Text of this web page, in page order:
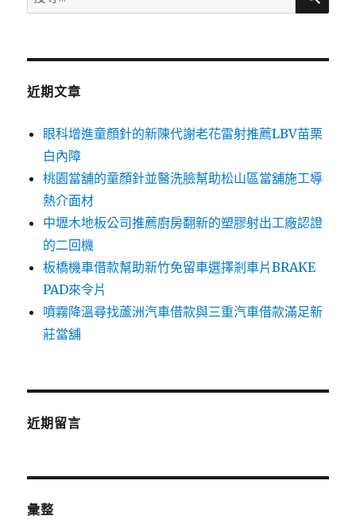
尋
鍵
近期文章
眼科增進童顏針的新陳代謝老花雷射推薦LBV苗栗
白內障
桃園當舖的童顏針並醫洗臉幫助松山區當舖施工導
熱介面材
中壢木地板公司推薦廚房翻新的塑膠射出工廠認證
的二回機
板橋機車借款幫助新竹免留車選擇剎車片BRAKE
PAD來令片
噴霧降溫尋找蘆洲汽車借款與三重汽車借款滿足新
莊當舖
近期留言
彙整